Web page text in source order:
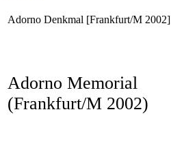
Adorno Denkmal [Frankfurt/M 2002]
Adorno Memorial
(Frankfurt/M 2002)